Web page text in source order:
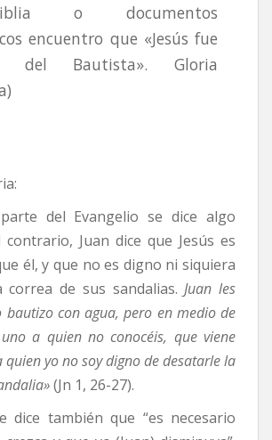
o documentos
encuentro que «Jesús fue
del Bautista». Gloria
del Evangelio se dice algo
contrario, Juan dice que Jesús es
él, y que no es digno ni siquiera
correa de sus sandalias.Juan les
bautizo con agua, pero en medio de
a quien no conocéis, que viene
quien yo no soy digno de desatarle la
(Jn 1, 26-27).
dice también que “es necesario